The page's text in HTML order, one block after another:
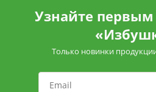
Узнайте
Только новинки